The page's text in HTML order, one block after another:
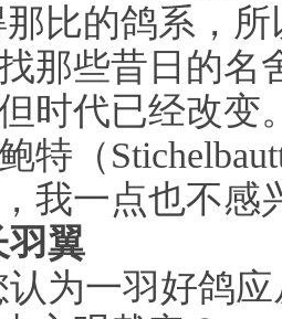
那比的鸽系，
那些昔日的名
时代已经改变
特（Stic
我一点也不感
羽翼
认为一羽好鸽